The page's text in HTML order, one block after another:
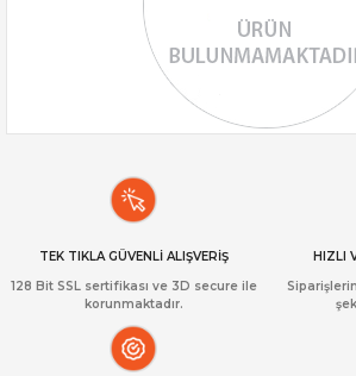
TEK TIKLA GÜVENLİ ALIŞVERİŞ
128 Bit SSL sertifikası ve 3D secure ile
korunmaktadır.
HIZLI